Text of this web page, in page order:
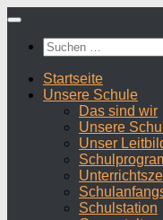
Zum
springenSuchen
nach:
Startseite
Unsere Schule
Das sind wir
Unsere
Unser
Schulstation